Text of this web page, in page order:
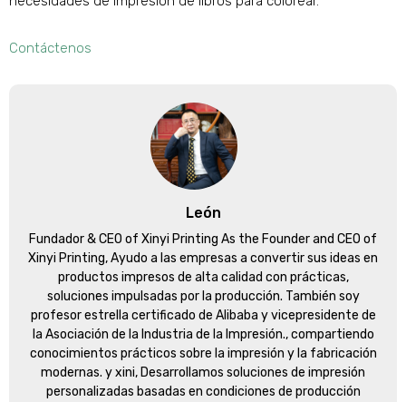
Contáctenos
León
Fundador &CEO of Xinyi Printing As the Founder and CEO of
Xinyi Printing, Ayudo a las empresas a convertir sus ideas en
productos impresos de alta calidad con prácticas,
soluciones impulsadas por la producción. También soy
profesor estrella certificado de Alibaba y vicepresidente de
la Asociación de la Industria de la Impresión., compartiendo
conocimientos prácticos sobre la impresión y la fabricación
modernas. y xini, Desarrollamos soluciones de impresión
personalizadas basadas en condiciones de producción